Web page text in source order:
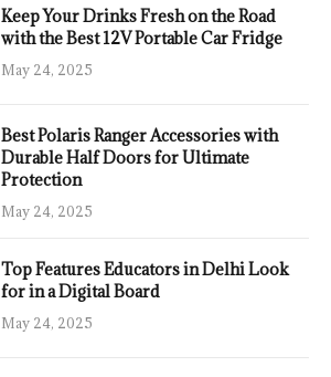
Keep Your Drinks Fresh on the Road
with the Best 12V Portable Car Fridge
May 24, 2025
Best Polaris Ranger Accessories with
Durable Half Doors for Ultimate
Protection
May 24, 2025
Top Features Educators in Delhi Look
for in a Digital Board
May 24, 2025